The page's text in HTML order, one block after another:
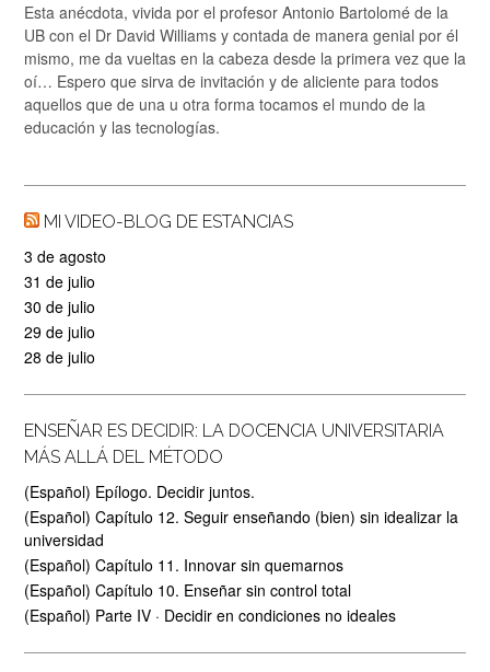
Esta anécdota, vivida por el profesor Antonio Bartolomé de la
UB con el Dr David Williams y contada de manera genial por él
mismo, me da vueltas en la cabeza desde la primera vez que la
oí… Espero que sirva de invitación y de aliciente para todos
aquellos que de una u otra forma tocamos el mundo de la
educación y las tecnologías.
MI VIDEO-BLOG DE ESTANCIAS
3 de agosto
31 de julio
30 de julio
29 de julio
28 de julio
ENSEÑAR ES DECIDIR: LA DOCENCIA UNIVERSITARIA
MÁS ALLÁ DEL MÉTODO
(Español) Epílogo. Decidir juntos.
(Español) Capítulo 12. Seguir enseñando (bien) sin idealizar la
universidad
(Español) Capítulo 11. Innovar sin quemarnos
(Español) Capítulo 10. Enseñar sin control total
(Español) Parte IV · Decidir en condiciones no ideales